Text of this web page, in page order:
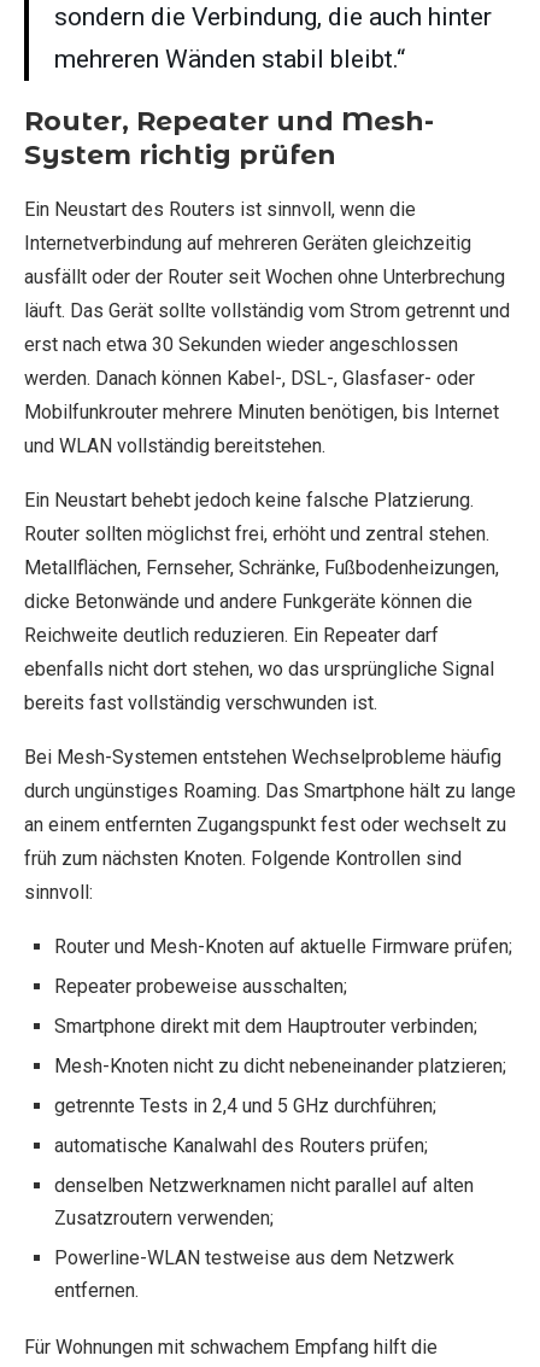
sondern die Verbindung, die auch hinter
mehreren Wänden stabil bleibt.“
Router, Repeater und Mesh-
System richtig prüfen
Ein Neustart des Routers ist sinnvoll, wenn die
Internetverbindung auf mehreren Geräten gleichzeitig
ausfällt oder der Router seit Wochen ohne Unterbrechung
läuft. Das Gerät sollte vollständig vom Strom getrennt und
erst nach etwa 30 Sekunden wieder angeschlossen
werden. Danach können Kabel-, DSL-, Glasfaser- oder
Mobilfunkrouter mehrere Minuten benötigen, bis Internet
und WLAN vollständig bereitstehen.
Ein Neustart behebt jedoch keine falsche Platzierung.
Router sollten möglichst frei, erhöht und zentral stehen.
Metallflächen, Fernseher, Schränke, Fußbodenheizungen,
dicke Betonwände und andere Funkgeräte können die
Reichweite deutlich reduzieren. Ein Repeater darf
ebenfalls nicht dort stehen, wo das ursprüngliche Signal
bereits fast vollständig verschwunden ist.
Bei Mesh-Systemen entstehen Wechselprobleme häufig
durch ungünstiges Roaming. Das Smartphone hält zu lange
an einem entfernten Zugangspunkt fest oder wechselt zu
früh zum nächsten Knoten. Folgende Kontrollen sind
sinnvoll:
Router und Mesh-Knoten auf aktuelle Firmware prüfen;
Repeater probeweise ausschalten;
Smartphone direkt mit dem Hauptrouter verbinden;
Mesh-Knoten nicht zu dicht nebeneinander platzieren;
getrennte Tests in 2,4 und 5 GHz durchführen;
automatische Kanalwahl des Routers prüfen;
denselben Netzwerknamen nicht parallel auf alten
Zusatzroutern verwenden;
Powerline-WLAN testweise aus dem Netzwerk
entfernen.
Für Wohnungen mit schwachem Empfang hilft die